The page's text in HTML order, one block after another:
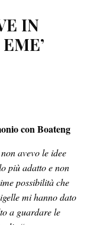
IN
con Boateng
avevo le idee
più adatto e non
possibilità che
mi hanno dato
a guardare le